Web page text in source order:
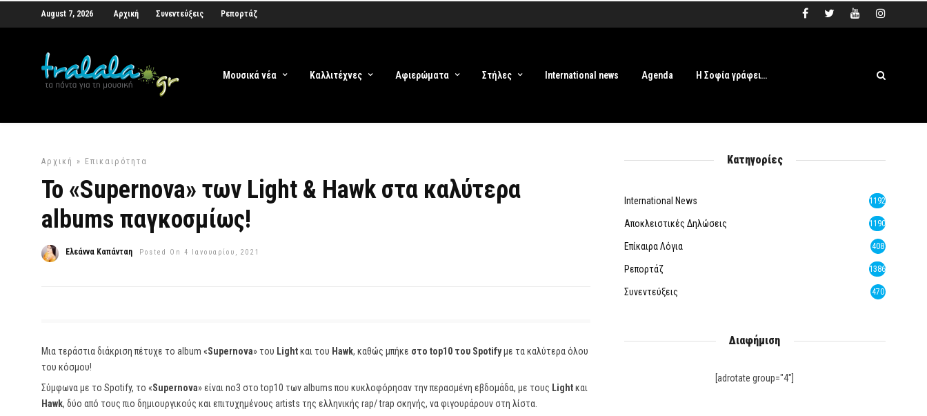
August 7, 2026 Αρχική Συνεντεύξεις Ρεπορτάζ
Μουσικά νέα Καλλιτέχνες Αφιερώματα Στήλες International news Agenda Η Σοφία γράφει…
Αρχική » Επικαιρότητα
Το «Supernova» των Light & Hawk στα καλύτερα
albums παγκοσμίως!
Ελεάννα Καπάνταη Posted On 4 Ιανουαρίου, 2021
Μια τεράστια διάκριση πέτυχε το album «Supernova» του Lightκαι του Hawk, καθώς μπήκε στο top10 του Spotifyμε τα καλύτερα όλου
του κόσμου!
Σύμφωνα με το Spotify, το «Supernova» είναι no3 στο top10 των albums που κυκλοφόρησαν την περασμένη εβδομάδα, με τους Lightκαι
Hawk, δύο από τους πιο δημιουργικούς και επιτυχημένους artists της ελληνικής rap/ trap σκηνής, να φιγουράρουν στη λίστα.
Κατηγορίες
International News 1192
Αποκλειστικές Δηλώσεις 1190
Επίκαιρα Λόγια 408
Ρεπορτάζ 1386
Συνεντεύξεις 470
Διαφήμιση
[adrotate group="4"]